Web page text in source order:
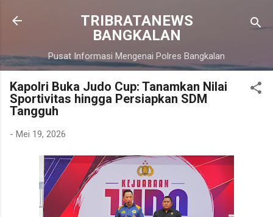
Langsung ke konten utama
TRIBRATANEWS
BANGKALAN
Pusat Informasi Mengenai Polres Bangkalan
Kapolri Buka Judo Cup: Tanamkan Nilai
Sportivitas hingga Persiapkan SDM
Tangguh
- Mei 19, 2026